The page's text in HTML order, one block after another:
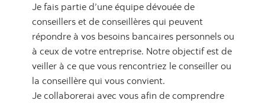
Je fais partie d’une équipe dévouée de
conseillers et de conseillères qui peuvent
répondre à vos besoins bancaires personnels ou
à ceux de votre entreprise. Notre objectif est de
veiller à ce que vous rencontriez le conseiller ou
la conseillère qui vous convient.
Je collaborerai avec vous afin de comprendre